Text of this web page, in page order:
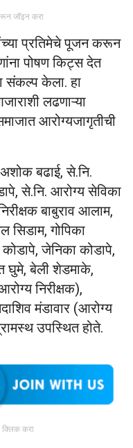
जॉइन करा
प्रतिमेचे पूजन करून
पोषण किट्स देत
संकल्प केला. हा
लढणाऱ्या
आरोग्यजागृतीची
बढाई, से.नि.
से.नि. आरोग्य सेविका
बाबुराव आलाम,
सिडाम, गोपिका
जेनिका कोडापे,
घुमे, बेली शेडमाके,
निरीक्षक),
मंडावार (आरोग्य
उपस्थित होते.
क्लिक करा